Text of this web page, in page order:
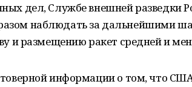
дел, Службе внешней разведки
наблюдать за дальнейшими
и размещению ракет средней и
информации о том, что